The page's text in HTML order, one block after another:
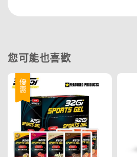
您可能也喜歡
優惠